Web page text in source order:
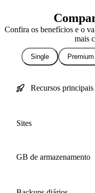
Confira os benefícios e o
mais
Single Premium
Recursos principais
Sites
GB de armazenamento